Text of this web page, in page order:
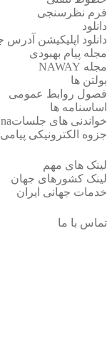
فرم نظرسنجی
دانلود
دانلود اپلیکیشن
مجله پیام بهبودی
مجله NAWAY
بولتن ها
فصول روابط عمومی
اساسنامه ها
خواندنی های جلساتna
جزوه الکترونیکی
لینک های مهم
لینک کشورهای جهان
خدمات جهانی ایران
تماس با ما